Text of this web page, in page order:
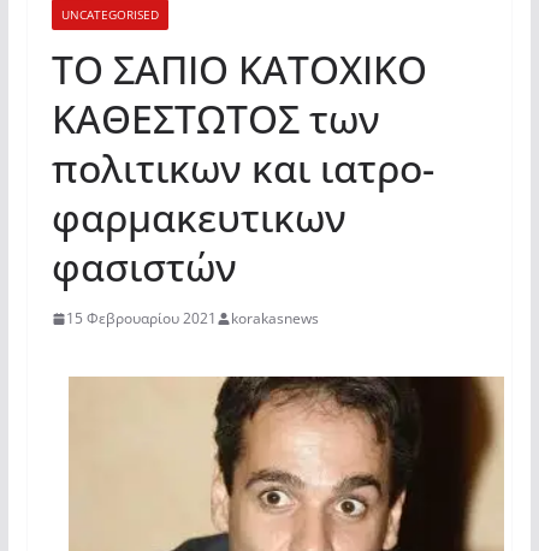
UNCATEGORISED
ΤΟ ΣΑΠΙΟ ΚΑΤΟΧΙΚΟ
ΚΑΘΕΣΤΩΤΟΣ των
πολιτικων και ιατρο-
φαρμακευτικων
φασιστών
15 Φεβρουαρίου 2021 korakasnews